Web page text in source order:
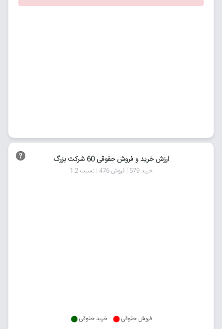
ارزش خرید و فروش حقوقی 60 شرکت بزرگ
خرید 579 | فروش 476 | نسبت 1.2
خرید حقوقی فروش حقوقی